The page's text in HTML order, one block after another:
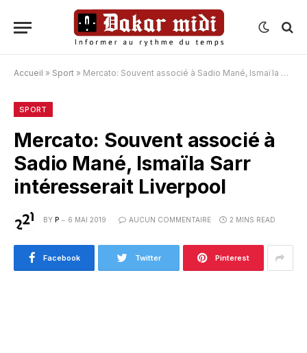
Accueil » Sport » Mercato: Souvent associé à Sadio Mané, Ismaïla Sarr intéresserait Liverpool
SPORT
Mercato: Souvent associé à
Sadio Mané, Ismaïla Sarr
intéresserait Liverpool
BY P 6 MAI 2019 AUCUN COMMENTAIRE 2 MINS READ
Facebook Twitter Pinterest